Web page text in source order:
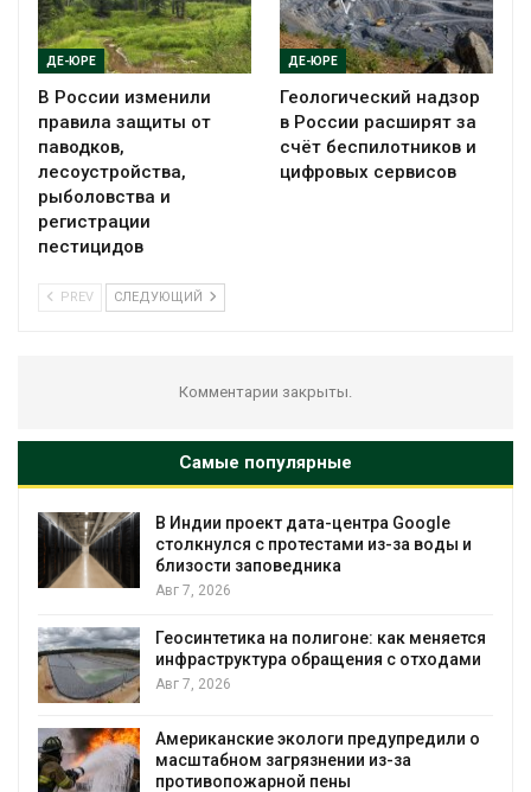
ДЕ-ЮРЕ
В России изменили
правила защиты от
паводков,
лесоустройства,
рыболовства и
регистрации
пестицидов
ДЕ-ЮРЕ
Геологический надзор
в России расширят за
счёт беспилотников и
цифровых сервисов
PREV СЛЕДУЮЩИЙ
Комментарии закрыты.
Самые популярные
В Индии проект дата-центра Google
столкнулся с протестами из-за воды и
близости заповедника
Авг 7, 2026
Геосинтетика на полигоне: как меняется
инфраструктура обращения с отходами
Авг 7, 2026
Американские экологи предупредили о
масштабном загрязнении из-за
противопожарной пены